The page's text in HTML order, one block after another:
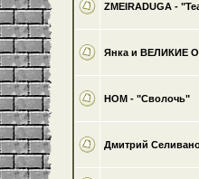
ZMEIRADUGA -
Янка и ВЕЛИКИЕ
НОМ - "Сволочь"
Дмитрий